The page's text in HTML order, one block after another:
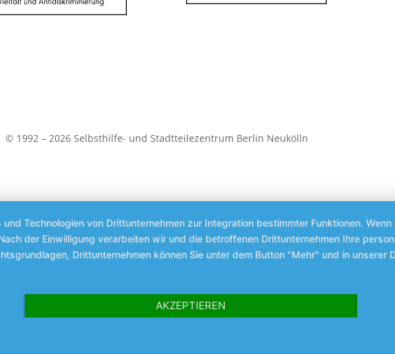
© 1992 – 2026 Selbsthilfe- und Stadtteilezentrum Berlin Neukölln
Technologien von Drittunternehmen zur Integration bestimmter Funktionen.
der Einwilligung verarbeiten wir und die betroffenen Drittunternehmen Ihre
Drittunternehmen können Sie unter dem Button "Mehr" und in unserer
AKZEPTIEREN